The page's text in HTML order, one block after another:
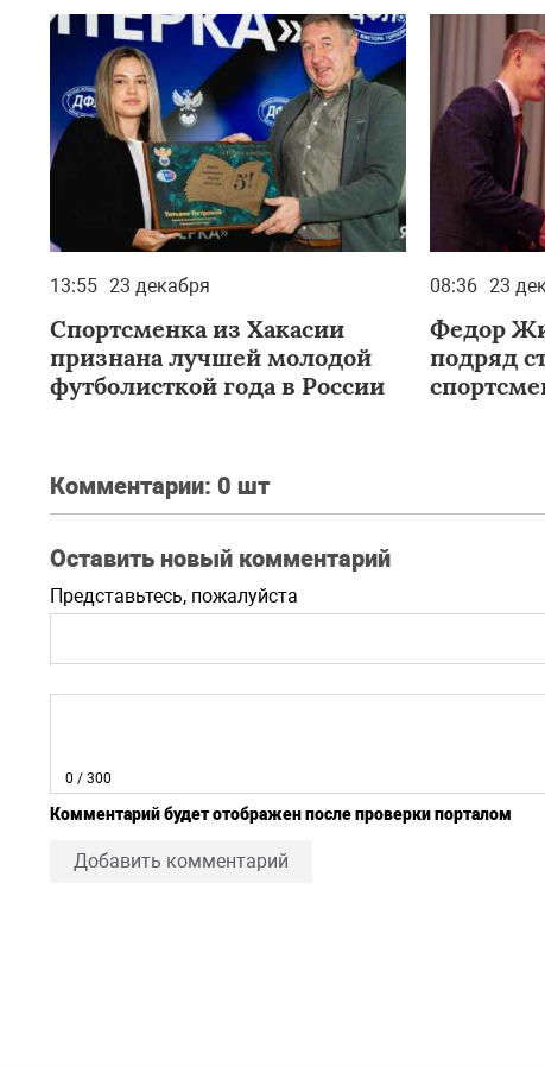
13:55 23 декабря
Спортсменка из Хакасии
признана лучшей молодой
футболисткой года в России
08:36 23
Федор
подряд
Комментарии: 0 шт
Оставить новый комментарий
Представьтесь, пожалуйста
0 / 300
Комментарий будет отображен после проверки порталом
Добавить комментарий